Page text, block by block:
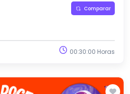
Comparar
00:30:00 Horas